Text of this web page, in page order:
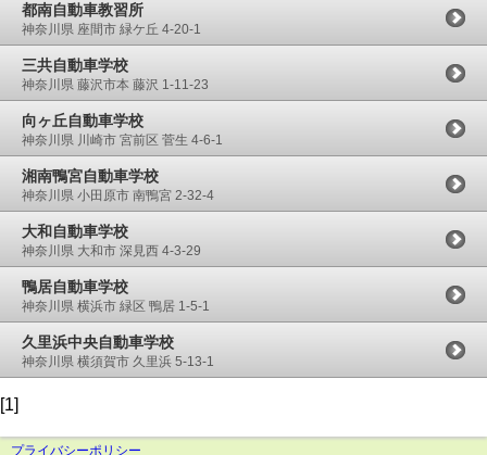
都南自動車教習所
神奈川県 座間市 緑ケ丘 4-20-1
三共自動車学校
神奈川県 藤沢市本 藤沢 1-11-23
向ヶ丘自動車学校
神奈川県 川崎市 宮前区 菅生 4-6-1
湘南鴨宮自動車学校
神奈川県 小田原市 南鴨宮 2-32-4
大和自動車学校
神奈川県 大和市 深見西 4-3-29
鴨居自動車学校
神奈川県 横浜市 緑区 鴨居 1-5-1
久里浜中央自動車学校
神奈川県 横須賀市 久里浜 5-13-1
[1]
プライバシーポリシー